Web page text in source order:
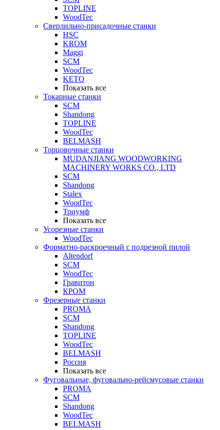
TOPLINE
WoodTec
Сверлильно-присадочные станки
HSC
KROM
Maggi
SCM
WoodTec
KETO
Показать все
Токарные станки
SCM
Shandong
TOPLINE
WoodTec
BELMASH
Торцовочные станки
MUDANJIANG WOODWORKING
MACHINERY WORKS CO., LTD
SCM
Shandong
Stalex
WoodTec
Триумф
Показать все
Усорезные станки
WoodTec
Форматно-раскроечный с подрезной пилой
Altendorf
SCM
WoodTec
Гравитон
КРОМ
Фрезерные станки
PROMA
SCM
Shandong
TOPLINE
WoodTec
BELMASH
Россия
Показать все
Фуговальные, фуговально-рейсмусовые станки
PROMA
SCM
Shandong
WoodTec
BELMASH